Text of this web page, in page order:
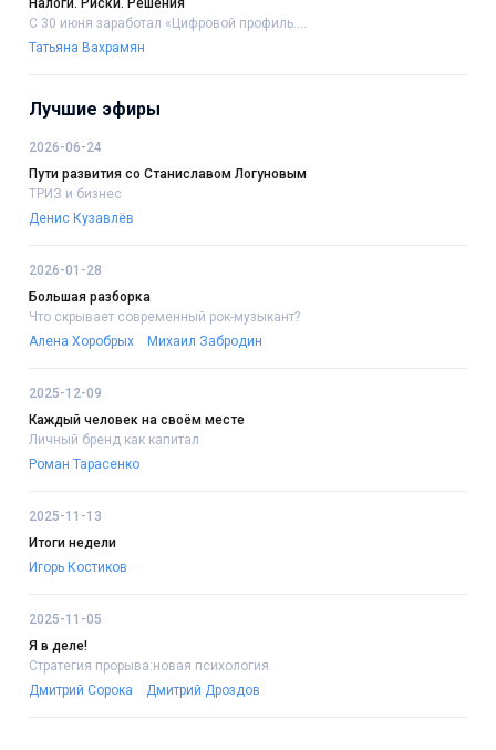
Налоги. Риски. Решения
С 30 июня заработал «Цифровой профиль....
Татьяна Вахрамян
Лучшие эфиры
2026-06-24
Пути развития со Станиславом Логуновым
ТРИЗ и бизнес
Денис Кузавлёв
2026-01-28
Большая разборка
Что скрывает современный рок-музыкант?
Алена Хоробрых
Михаил Забродин
2025-12-09
Каждый человек на своём месте
Личный бренд как капитал
Роман Тарасенко
2025-11-13
Итоги недели
Игорь Костиков
2025-11-05
Я в деле!
Стратегия прорыва:новая психология
Дмитрий Сорока
Дмитрий Дроздов